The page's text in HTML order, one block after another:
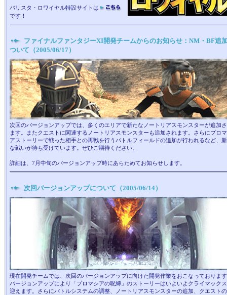
バリスタ・ロワイヤル特設サイトは
です！
ファイナルファンタジーXI開発チームからのお知らせ：NM・BF追
ついて（2005/06/17）
次回のバージョンアップでは、多くのエリアで新たなノートリアスモンスターが追加
ます。またクエストに関連するノートリアスモンスターも追加されます。さらにプロ
アストーリーで戦った相手との再戦を行うバトルフィールドの追加が行われるなど、
な戦いが待ち受けています。ぜひご期待ください。
詳細は、7月中旬のバージョンアップ時にあらためてお知らせします。
次回バージョンアップについて（2005/06/14）
現在開発チームでは、次回のバージョンアップに向けた開発作業をおこなっておりま
バージョンアップにより「プロマシアの呪縛」のストーリーはいよいよクライマック
迎えます。さらにバトルシステムの調整、ノートリアスモンスターの追加、クエスト